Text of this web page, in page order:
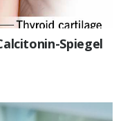
Spiegel